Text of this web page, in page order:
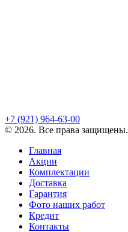
+7 (921) 964-63-00
© 2026. Все права защищены.
Главная
Акции
Комплектации
Доставка
Гарантия
Фото наших работ
Кредит
Контакты